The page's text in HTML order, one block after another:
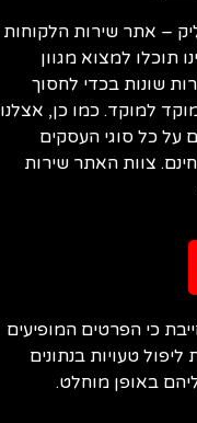
– אתר שירות הלקוחות
תוכלו למצוא מגוון
שונות בכדי לחסוך
למוקד. כמו כן, אצלנו
על כל סוגי העסקים
צוות האתר שירות
כי הפרטים המופיעים
טעויות בנתונים
באופן מוחלט.